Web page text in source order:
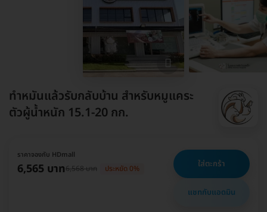
ทำหมันแล้วรับกลับบ้าน สำหรับหมูแคระ
ตัวผู้น้ำหนัก 15.1-20 กก.
ราคาจองกับ HDmall
6,565 บาท6,568 บาท ประหยัด 0% ใส่ตะกร้า
แชทกับแอดมิน